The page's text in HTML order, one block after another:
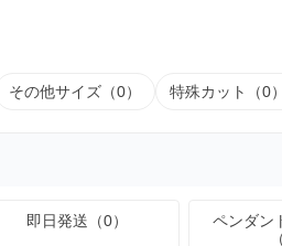
その他サイズ（0） 特殊カット（0）
即日発送（0）
ペンダン